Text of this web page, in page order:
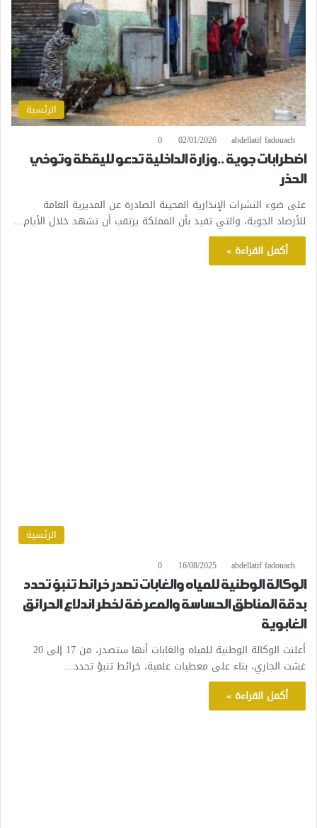
الرئسية
abdellatif fadouach
02/01/2026
0
اضطرابات جوية ..وزارة الداخلية تدعو لليقظة وتوخي
الحذر
على ضوء النشرات الإنذارية المحينة الصادرة عن المديرية العامة
للأرصاد الجوية، والتي تفيد بأن المملكة يرتقب أن تشهد خلال الأيام…
أكمل القراءة »
الرئسية
abdellatif fadouach
16/08/2025
0
الوكالة الوطنية للمياه والغابات تصدر خرائط تنبؤ تحدد
بدقة المناطق الحساسة والمعرضة لخطر اندلاع الحرائق
الغابوية
أعلنت الوكالة الوطنية للمياه والغابات أنها ستصدر، من 17 إلى 20
غشت الجاري، بناء على معطيات علمية، خرائط تنبؤ تحدد…
أكمل القراءة »